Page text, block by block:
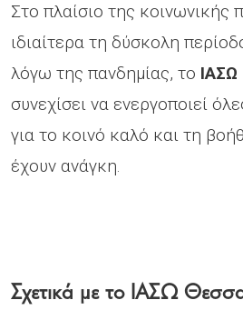
Στο πλαίσιο της κοινωνικής
ιδιαίτερα τη δύσκολη
λόγω της πανδημίας, το
συνεχίσει να ενεργοποιεί
για το κοινό καλό και τη
έχουν ανάγκη.
Σχετικά με το ΙΑΣΩ